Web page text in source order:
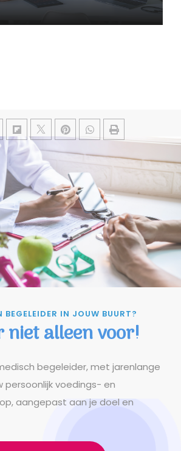
BEGELEIDER IN JOUW BUURT?
niet alleen voor!
begeleider, met jarenlange
persoonlijk voedings- en
aangepast aan je doel en